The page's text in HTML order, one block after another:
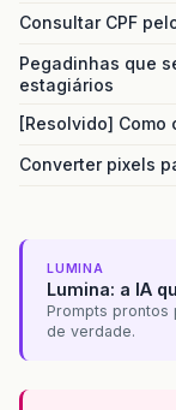
Consultar CPF
Pegadinhas que
estagiários
[Resolvido] Como
Converter pixels
LUMINA
Lumina: a IA
Prompts prontos
de verdade.